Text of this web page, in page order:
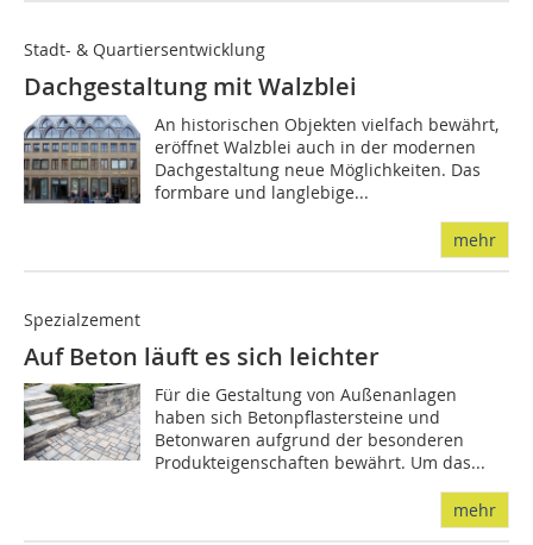
Stadt- & Quartiersentwicklung
Dachgestaltung mit Walzblei
An historischen Objekten vielfach bewährt,
eröffnet Walzblei auch in der modernen
Dachgestaltung neue Mög­­­lich­­keiten. Das
formbare und langlebige...
mehr
Spezialzement
Auf Beton läuft es sich leichter
Für die Gestaltung von Außenanlagen
haben sich Betonpflastersteine und
Betonwaren aufgrund der besonderen
Produkteigenschaften bewährt. Um das...
mehr